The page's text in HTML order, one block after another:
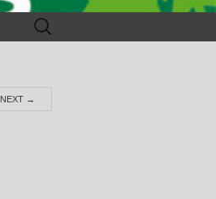
Suchen
nach:
NEXT →